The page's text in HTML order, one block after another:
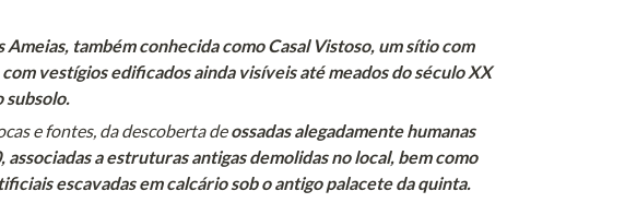
também conhecida como Casal Vistoso, um sítio com
vestígios edificados ainda visíveis até meados do século XX
subsolo.
e fontes, da descoberta de ossadas alegadamente humanas
a estruturas antigas demolidas no local, bem como
escavadas em calcário sob o antigo palacete da quinta.